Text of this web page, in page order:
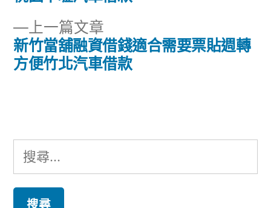
導
覽
上一篇文章
一
篇
新竹當舖融資借錢適合需要票貼週轉
方便竹北汽車借款
搜
尋